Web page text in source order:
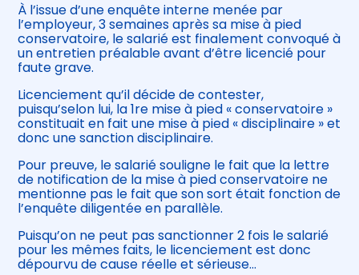
À l’issue d’une enquête interne menée par
l’employeur, 3 semaines après sa mise à pied
conservatoire, le salarié est finalement convoqué à
un entretien préalable avant d’être licencié pour
faute grave.
Licenciement qu’il décide de contester,
puisqu’selon lui, la 1re mise à pied « conservatoire »
constituait en fait une mise à pied « disciplinaire » et
donc une sanction disciplinaire.
Pour preuve, le salarié souligne le fait que la lettre
de notification de la mise à pied conservatoire ne
mentionne pas le fait que son sort était fonction de
l’enquête diligentée en parallèle.
Puisqu’on ne peut pas sanctionner 2 fois le salarié
pour les mêmes faits, le licenciement est donc
dépourvu de cause réelle et sérieuse…